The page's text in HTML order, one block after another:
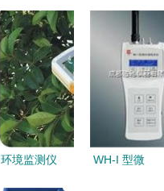
智能科技守
护绿色未来
奥斯恩网格
化空气监测
与恶臭监测
仪的排忧利
器
环境监测仪
WH-I 型微